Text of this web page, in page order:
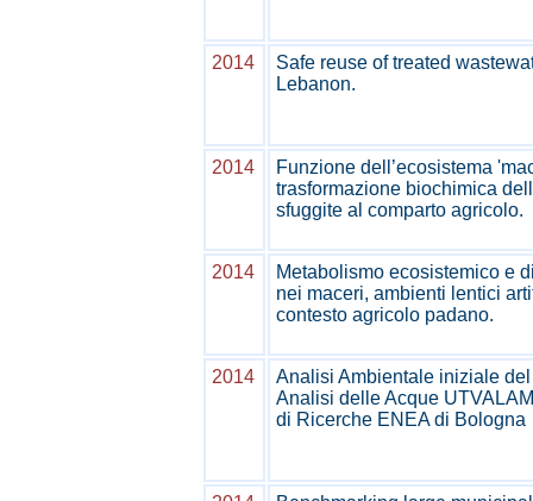
2014
Safe reuse of treated
Lebanon.
2014
Funzione dell’ecosistema
trasformazione biochimica
sfuggite al comparto agricolo.
2014
Metabolismo ecosistemico e
nei maceri, ambienti lentici
contesto agricolo padano.
2014
Analisi Ambientale iniziale
Analisi delle Acque
di Ricerche ENEA di Bologna